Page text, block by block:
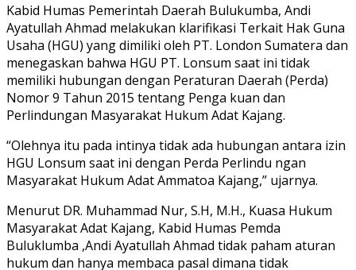
Kabid Humas Pemerintah Daerah Bulukumba, Andi
Ayatullah Ahmad melakukan klarifikasi Terkait Hak Guna
Usaha (HGU) yang dimiliki oleh PT. London Sumatera dan
menegaskan bahwa HGU PT. Lonsum saat ini tidak
memiliki hubungan dengan Peraturan Daerah (Perda)
Nomor 9 Tahun 2015 tentang Penga kuan dan
Perlindungan Masyarakat Hukum Adat Kajang.
“Olehnya itu pada intinya tidak ada hubungan antara izin
HGU Lonsum saat ini dengan Perda Perlindu ngan
Masyarakat Hukum Adat Ammatoa Kajang,” ujarnya.
Menurut DR. Muhammad Nur, S.H, M.H., Kuasa Hukum
Masyarakat Adat Kajang, Kabid Humas Pemda
Buluklumba ,Andi Ayatullah Ahmad tidak paham aturan
hukum dan hanya membaca pasal dimana tidak